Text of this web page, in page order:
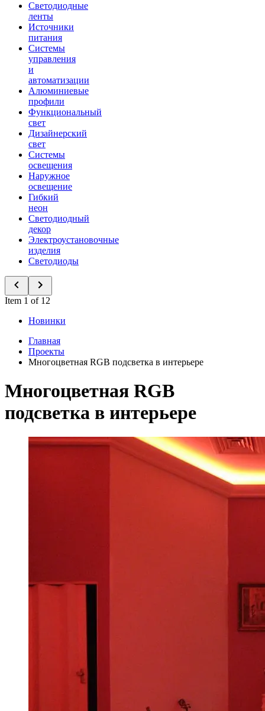
Светодиодные
ленты
Источники
питания
Системы
управления
и
автоматизации
Алюминиевые
профили
Функциональный
свет
Дизайнерский
свет
Системы
освещения
Наружное
освещение
Гибкий
неон
Светодиодный
декор
Электроустановочные
изделия
Светодиоды
Item 1 of 12
Новинки
Главная
Проекты
Многоцветная RGB подсветка в интерьере
Многоцветная RGB
подсветка в интерьере